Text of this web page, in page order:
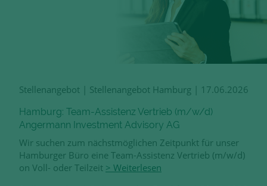
Stellenangebot | Stellenangebot Hamburg | 17.06.2026
Hamburg: Team-Assistenz Vertrieb (m/w/d)
Angermann Investment Advisory AG
Wir suchen zum nächstmöglichen Zeitpunkt für unser
Hamburger Büro eine Team-Assistenz Vertrieb (m/w/d)
on Voll- oder Teilzeit > Weiterlesen